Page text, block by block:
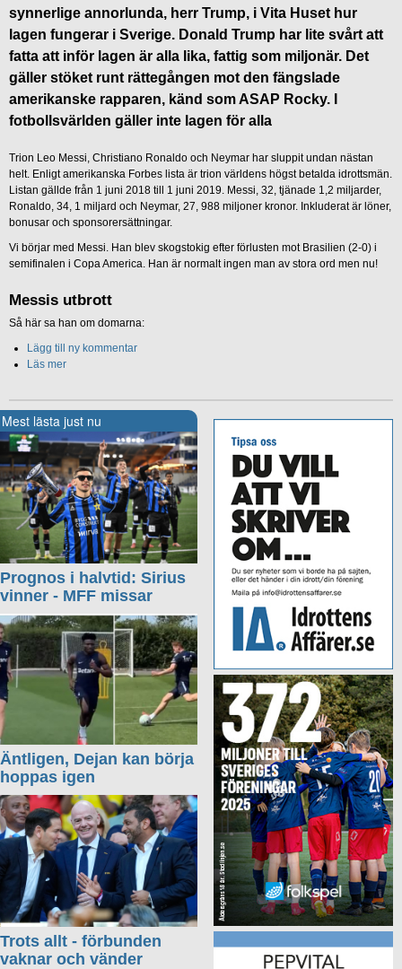
synnerlige annorlunda, herr Trump, i Vita Huset hur
lagen fungerar i Sverige. Donald Trump har lite svårt att
fatta att inför lagen är alla lika, fattig som miljonär. Det
gäller stöket runt rättegången mot den fängslade
amerikanske rapparen, känd som ASAP Rocky. I
fotbollsvärlden gäller inte lagen för alla
Trion Leo Messi, Christiano Ronaldo och Neymar har sluppit undan nästan
helt. Enligt amerikanska Forbes lista är trion världens högst betalda idrottsmän.
Listan gällde från 1 juni 2018 till 1 juni 2019. Messi, 32, tjänade 1,2 miljarder,
Ronaldo, 34, 1 miljard och Neymar, 27, 988 miljoner kronor. Inkluderat är löner,
bonusar och sponsorersättningar.
Vi börjar med Messi. Han blev skogstokig efter förlusten mot Brasilien (2-0) i
semifinalen i Copa America. Han är normalt ingen man av stora ord men nu!
Messis utbrott
Så här sa han om domarna:
Lägg till ny kommentar
Läs mer
Mest lästa just nu
Prognos i halvtid: Sirius
vinner - MFF missar
Äntligen, Dejan kan börja
hoppas igen
Trots allt - förbunden
vaknar och vänder